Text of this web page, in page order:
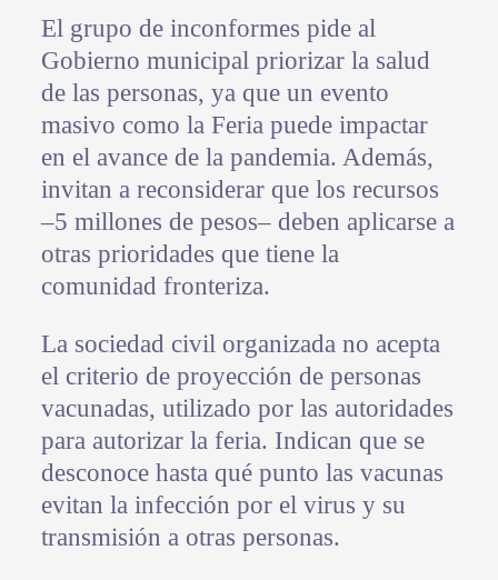
El grupo de inconformes pide al
Gobierno municipal priorizar la salud
de las personas, ya que un evento
masivo como la Feria puede impactar
en el avance de la pandemia. Además,
invitan a reconsiderar que los recursos
–5 millones de pesos– deben aplicarse a
otras prioridades que tiene la
comunidad fronteriza.
La sociedad civil organizada no acepta
el criterio de proyección de personas
vacunadas, utilizado por las autoridades
para autorizar la feria. Indican que se
desconoce hasta qué punto las vacunas
evitan la infección por el virus y su
transmisión a otras personas.